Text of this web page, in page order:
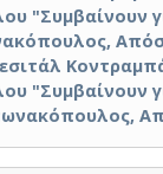
"Συμβαίνουν
"Συμβαίνουν